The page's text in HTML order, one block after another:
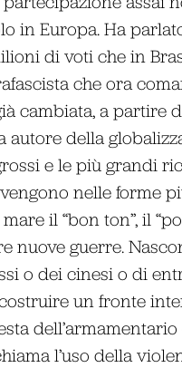
in Europa. Ha
di voti che in
che ora
cambiata, a partire
della
e le più grandi
nelle forme
il “bon ton”, il
nuove guerre.
o dei cinesi o di
un fronte
l’uso della